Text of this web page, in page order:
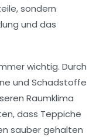
sondern
und das
wichtig. Durch
und Schadstoffe
Raumklima
dass Teppiche
sauber gehalten